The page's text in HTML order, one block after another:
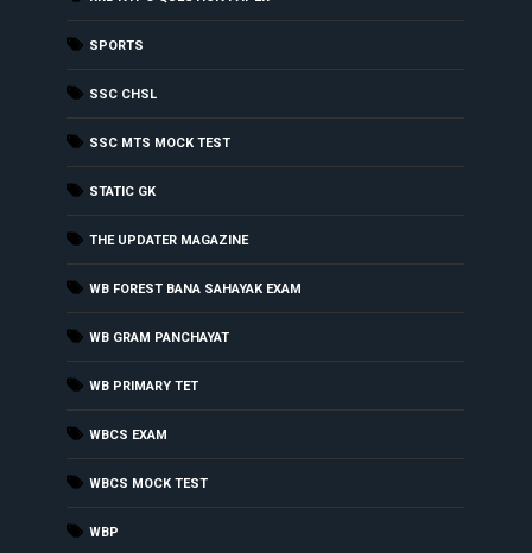
SPORTS
SSC CHSL
SSC MTS MOCK TEST
STATIC GK
THE UPDATER MAGAZINE
WB FOREST BANA SAHAYAK EXAM
WB GRAM PANCHAYAT
WB PRIMARY TET
WBCS EXAM
WBCS MOCK TEST
WBP